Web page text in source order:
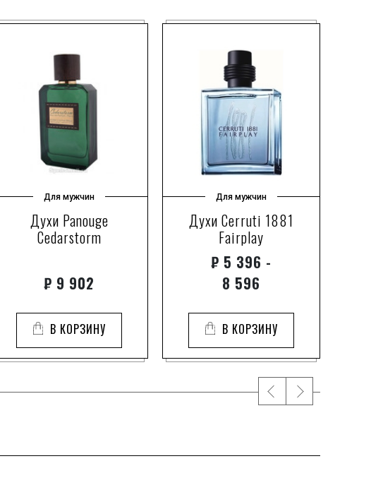
Для мужчин
Духи Panouge
Cedarstorm
₽ 9 902
В КОРЗИНУ
Для мужчин
Духи Cerruti 1881
Fairplay
₽ 5 396 -
8 596
В КОРЗИНУ